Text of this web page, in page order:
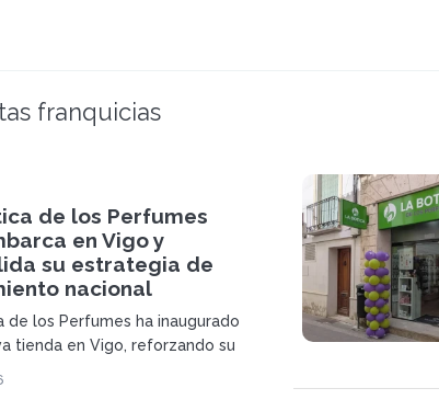
franquicias
de los Perfumes
en Vigo y
su estrategia de
nacional
de los Perfumes ha inaugurado
tienda en Vigo, reforzando su